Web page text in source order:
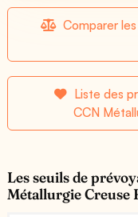
Comparer
Liste des
CCN
Les seuils de
Métallurgie Creuse